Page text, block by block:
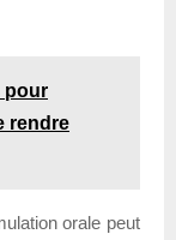
pour
rendre
orale peut